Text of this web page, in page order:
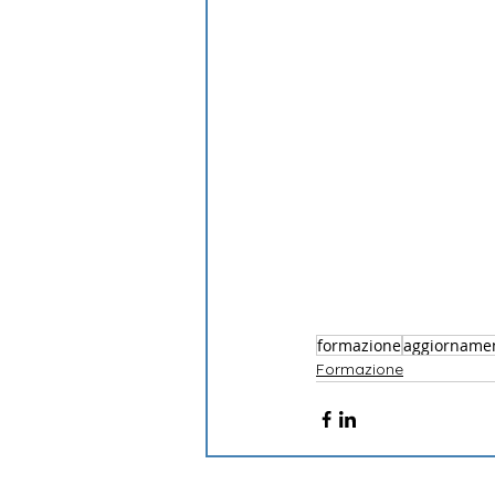
formazione
Formazione